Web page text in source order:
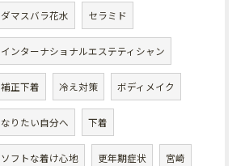
ダマスバラ花水 セラミド
インターナショナルエステティシャン
補正下着 冷え対策 ボディメイク
なりたい自分へ 下着
ソフトな着け心地 更年期症状 宮崎